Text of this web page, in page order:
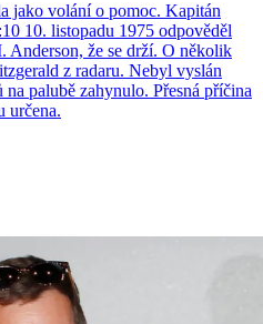
jako volání o pomoc. Kapitán
10. listopadu 1975 odpověděl
Anderson, že se drží. O několik
z radaru. Nebyl vyslán
palubě zahynulo. Přesná příčina
určena.